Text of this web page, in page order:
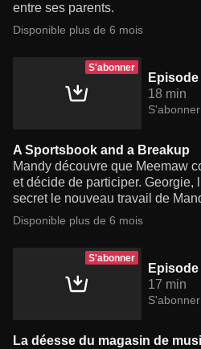
entre ses parents.
Disponible plus de 6 mois
S'abonner
Episode
18 min
S'abonner
A Sportsbook and a Breakup
Mandy découvre que Meemaw
et décide de participer. Georgie,
secret le nouveau travail de
Disponible plus de 6 mois
S'abonner
Episode
17 min
S'abonner
La déesse du magasin de